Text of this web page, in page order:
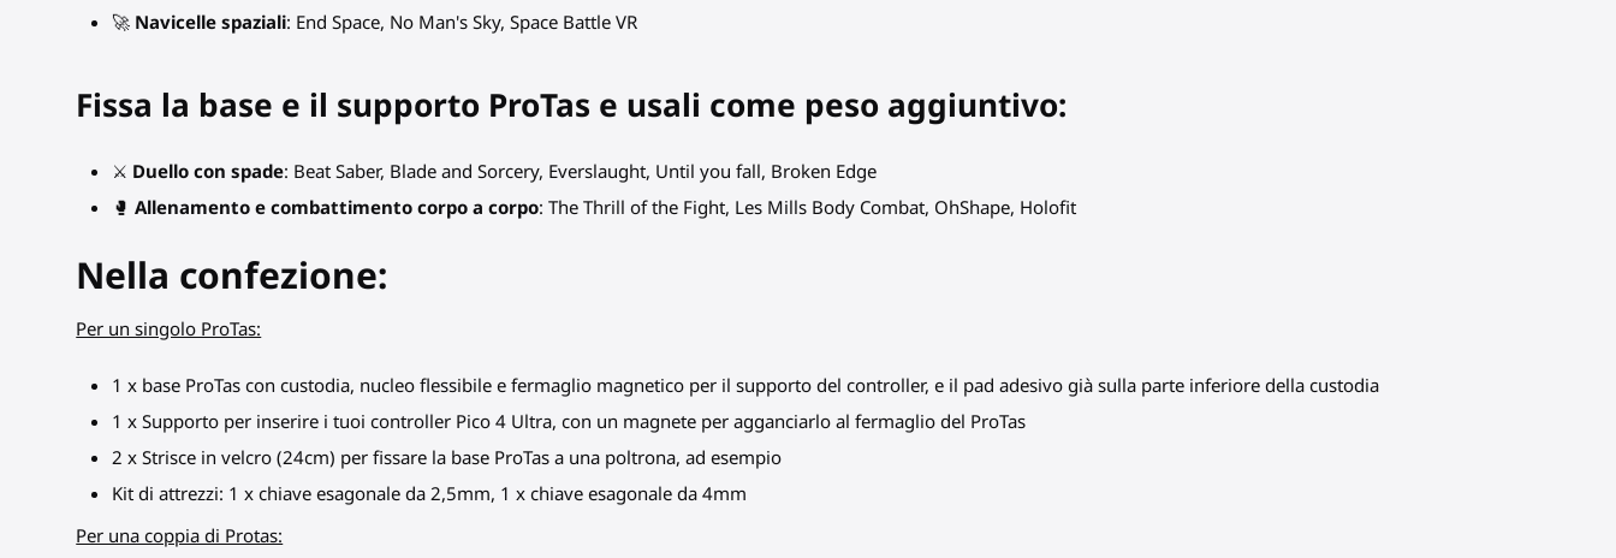
🚀 Navicelle spaziali: End Space, No Man's Sky, Space Battle VR
Fissa la base e il supporto ProTas e usali come peso aggiuntivo:
⚔ Duello con spade: Beat Saber, Blade and Sorcery, Everslaught, Until you fall, Broken Edge
🥊Allenamento e combattimento corpo a corpo: The Thrill of the Fight, Les Mills Body Combat, OhShape, Holofit
Nella confezione:
Per un singolo ProTas:
1 x base ProTas con custodia, nucleo flessibile e fermaglio magnetico per il supporto del controller, e il pad adesivo già sulla parte inferiore della custodia
1 x Supporto per inserire i tuoi controller Pico 4 Ultra, con un magnete per agganciarlo al fermaglio del ProTas
2 x Strisce in velcro (24cm) per fissare la base ProTas a una poltrona, ad esempio
Kit di attrezzi: 1 x chiave esagonale da 2,5mm, 1 x chiave esagonale da 4mm
Per una coppia di Protas: